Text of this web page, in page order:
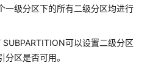
一级分区下的所有二级分区均进行
可以设置二级分区
区是否可用。